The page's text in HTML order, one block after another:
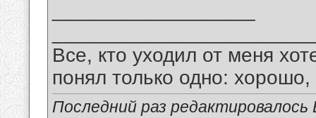
Все, кто уходил от меня
понял только одно:
Последний раз